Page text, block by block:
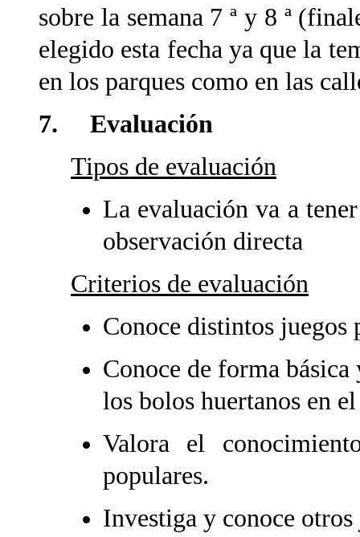
sobre la semana 7 ª y 8 ª
elegido esta fecha ya que la
en los parques como en las
7. Evaluación
Tipos de evaluación
La evaluación va a
observación directa
Criterios de evaluación
Conoce distintos juegos
Conoce de forma
los bolos huertanos en
Valora el
populares.
Investiga y conoce